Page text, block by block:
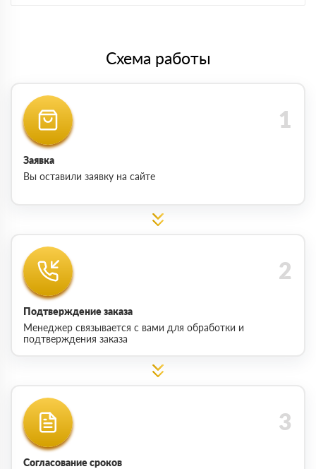
Схема работы
Заявка
Вы оставили заявку на сайте
Подтверждение заказа
Менеджер связывается с вами для обработки и
подтверждения заказа
Согласование сроков